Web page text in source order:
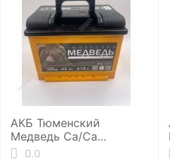
АКБ Тюменский
Медведь Ca/Ca
6ст-62.0 (L2/610EN)
0.0